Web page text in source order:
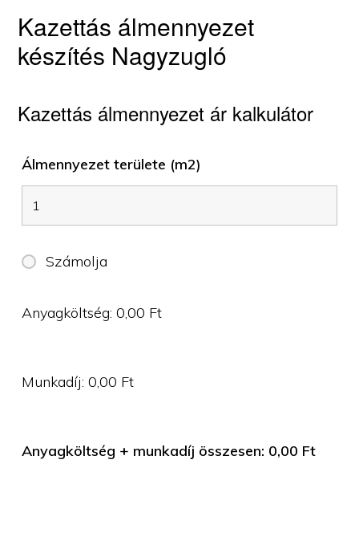
Kazettás álmennyezet
készítés Nagyzugló
Kazettás álmennyezet ár kalkulátor
Álmennyezet területe (m2)
Számolja
Anyagköltség:0,00 Ft
Munkadíj:0,00 Ft
Anyagköltség + munkadíj összesen: 0,00 Ft